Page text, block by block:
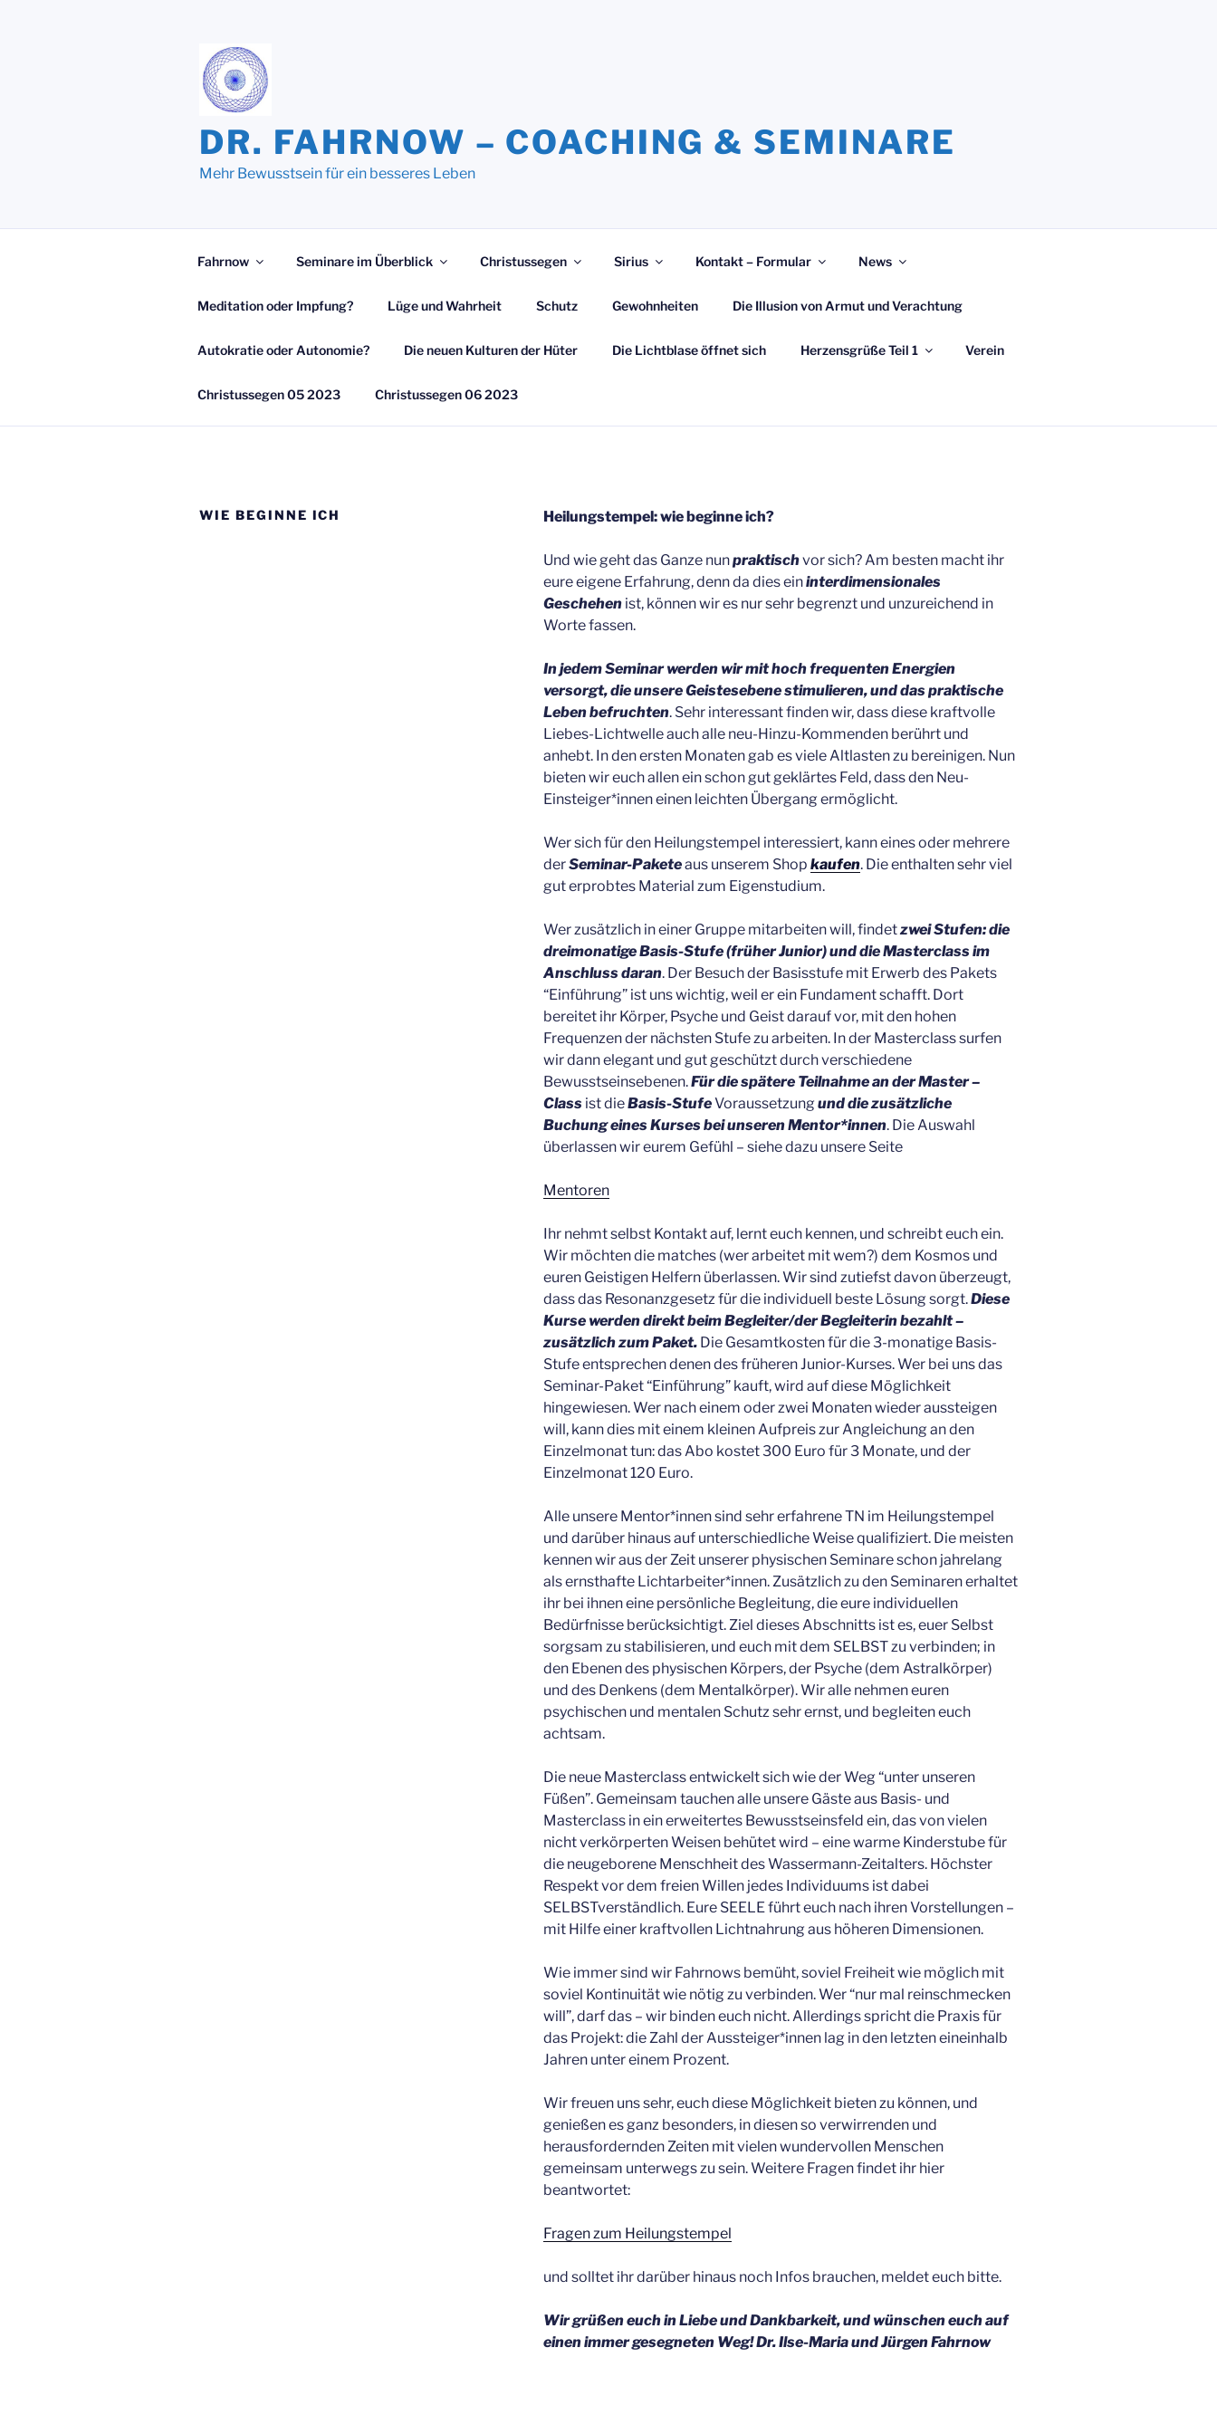
DR. FAHRNOW – COACHING & SEMINARE
Mehr Bewusstsein für ein besseres Leben
Fahrnow Seminare im Überblick Christussegen Sirius Kontakt – Formular News
Meditation oder Impfung? Lüge und Wahrheit Schutz Gewohnheiten Die Illusion von Armut und Verachtung
Autokratie oder Autonomie? Die neuen Kulturen der Hüter Die Lichtblase öffnet sich Herzensgrüße Teil 1 Verein
Christussegen 05 2023 Christussegen 06 2023
WIE BEGINNE ICH Heilungstempel: wie beginne ich?
Und wie geht das Ganze nunpraktischvor sich? Am besten macht ihr
eure eigene Erfahrung, denn da dies eininterdimensionales
Geschehenist, können wir es nur sehr begrenzt und unzureichend in
Worte fassen.
In jedem Seminar werden wir mit hoch frequenten Energien
versorgt, die unsere Geistesebene stimulieren, und das praktische
Leben befruchten. Sehr interessant finden wir, dass diese kraftvolle
Liebes-Lichtwelle auch alle neu-Hinzu-Kommenden berührt und
anhebt. In den ersten Monaten gab es viele Altlasten zu bereinigen. Nun
bieten wir euch allen ein schon gut geklärtes Feld, dass den Neu-
Einsteiger*innen einen leichten Übergang ermöglicht.
Wer sich für den Heilungstempel interessiert, kann eines oder mehrere
derSeminar-Paketeaus unserem Shop kaufen. Die enthalten sehr viel
gut erprobtes Material zum Eigenstudium.
Wer zusätzlich in einer Gruppe mitarbeiten will, findetzwei Stufen: die
dreimonatige Basis-Stufe (früher Junior) und die Masterclass im
Anschluss daran. Der Besuch der Basisstufe mit Erwerb des Pakets
“Einführung” ist uns wichtig, weil er ein Fundament schafft. Dort
bereitet ihr Körper, Psyche und Geist darauf vor, mit den hohen
Frequenzen der nächsten Stufe zu arbeiten. In der Masterclass surfen
wir dann elegant und gut geschützt durch verschiedene
Bewusstseinsebenen.Für die spätere Teilnahme an der Master –
Class ist dieBasis-StufeVoraussetzungund diezusätzliche
Buchung eines Kurses bei unseren Mentor*innen. Die Auswahl
überlassen wir eurem Gefühl – siehe dazu unsere Seite
Mentoren
Ihr nehmt selbst Kontakt auf, lernt euch kennen, und schreibt euch ein.
Wir möchten die matches (wer arbeitet mit wem?) dem Kosmos und
euren Geistigen Helfern überlassen. Wir sind zutiefst davon überzeugt,
dass das Resonanzgesetz für die individuell beste Lösung sorgt.Diese
Kurse werden direkt beim Begleiter/der Begleiterin bezahlt –
zusätzlich zum Paket.Die Gesamtkosten für die 3-monatige Basis-
Stufe entsprechen denen des früheren Junior-Kurses. Wer bei uns das
Seminar-Paket “Einführung” kauft, wird auf diese Möglichkeit
hingewiesen. Wer nach einem oder zwei Monaten wieder aussteigen
will, kann dies mit einem kleinen Aufpreis zur Angleichung an den
Einzelmonat tun: das Abo kostet 300 Euro für 3 Monate, und der
Einzelmonat 120 Euro.
Alle unsere Mentor*innen sind sehr erfahrene TN im Heilungstempel
und darüber hinaus auf unterschiedliche Weise qualifiziert. Die meisten
kennen wir aus der Zeit unserer physischen Seminare schon jahrelang
als ernsthafte Lichtarbeiter*innen. Zusätzlich zu den Seminaren erhaltet
ihr bei ihnen eine persönliche Begleitung, die eure individuellen
Bedürfnisse berücksichtigt. Ziel dieses Abschnitts ist es, euer Selbst
sorgsam zu stabilisieren, und euch mit dem SELBST zu verbinden; in
den Ebenen des physischen Körpers, der Psyche (dem Astralkörper)
und des Denkens (dem Mentalkörper). Wir alle nehmen euren
psychischen und mentalen Schutz sehr ernst, und begleiten euch
achtsam.
Die neue Masterclass entwickelt sich wie der Weg “unter unseren
Füßen”. Gemeinsam tauchen alle unsere Gäste aus Basis- und
Masterclass in ein erweitertes Bewusstseinsfeld ein, das von vielen
nicht verkörperten Weisen behütet wird – eine warme Kinderstube für
die neugeborene Menschheit des Wassermann-Zeitalters. Höchster
Respekt vor dem freien Willen jedes Individuums ist dabei
SELBSTverständlich. Eure SEELE führt euch nach ihren Vorstellungen –
mit Hilfe einer kraftvollen Lichtnahrung aus höheren Dimensionen.
Wie immer sind wir Fahrnows bemüht, soviel Freiheit wie möglich mit
soviel Kontinuität wie nötig zu verbinden. Wer “nur mal reinschmecken
will”, darf das – wir binden euch nicht. Allerdings spricht die Praxis für
das Projekt: die Zahl der Aussteiger*innen lag in den letzten eineinhalb
Jahren unter einem Prozent.
Wir freuen uns sehr, euch diese Möglichkeit bieten zu können, und
genießen es ganz besonders, in diesen so verwirrenden und
herausfordernden Zeiten mit vielen wundervollen Menschen
gemeinsam unterwegs zu sein. Weitere Fragen findet ihr hier
beantwortet:
Fragen zum Heilungstempel
und solltet ihr darüber hinaus noch Infos brauchen, meldet euch bitte.
Wir grüßen euch in Liebe und Dankbarkeit, und wünschen euch auf
einen immer gesegneten Weg! Dr. Ilse-Maria und Jürgen Fahrnow